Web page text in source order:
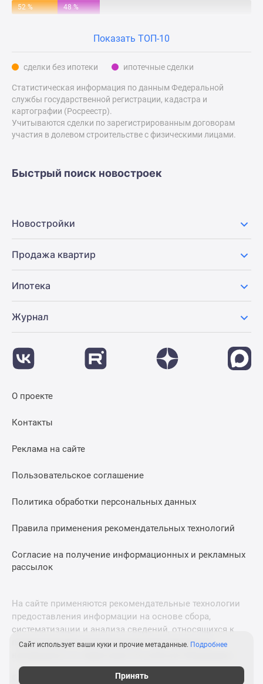
ИТ-
скидками
41%
Видео
360°
новостроек
Rutube
реновации
Москве
Новостройки
премиум-
класса
Новостройки
бизнес-
класса
Траншевая
Дома
Коттеджные
Москве
коттеджные
поселки
коттеджные
поселки
Коттеджные
поселки
52 % 48 %
Показать ТОП-10
сделки без ипотеки ипотечные сделки
Статистическая информация по данным Федеральной
службы государственной регистрации, кадастра и
картографии (Росреестр).
Учитываются сделки по зарегистрированным договорам
участия в долевом строительстве с физическими лицами.
Быстрый поиск новостроек
Новостройки
Продажа квартир
Ипотека
Журнал
О проекте
Контакты
Реклама на сайте
Пользовательское соглашение
Политика обработки персональных данных
Правила применения рекомендательных технологий
Согласие на получение информационных и рекламных
рассылок
На сайте применяются рекомендательные технологии
предоставления информации на основе сбора,
систематизации и анализа сведений, относящихся к
предпочтениям пользователей сети «Интернет»,
© 2011—2026 Новострой-М. Все права защищены. Всё,
Сайт использует ваши куки и прочие метаданные. Подробнее
Принять